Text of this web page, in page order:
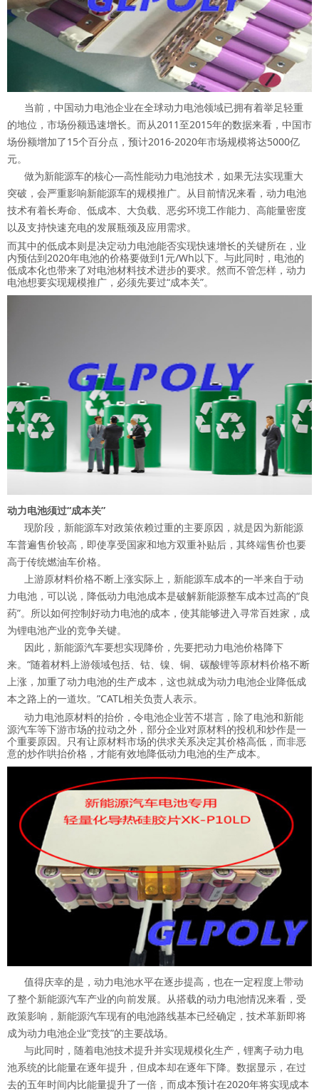
当前，中国动力电池企业在全球动力电池领域已拥有着举足轻重
的地位，市场份额迅速增长。而从2011至2015年的数据来看，中国市
场份额增加了15个百分点，预计2016-2020年市场规模将达5000亿
元。
做为新能源车的核心—高性能动力电池技术，如果无法实现重大
突破，会严重影响新能源车的规模推广。从目前情况来看，动力电池
技术有着长寿命、低成本、大负载、恶劣环境工作能力、高能量密度
以及支持快速充电的发展瓶颈及应用需求。
而其中的低成本则是决定动力电池能否实现快速增长的关键所在，业
内预估到2020年电池的价格要做到1元/Wh以下。与此同时，电池的
低成本化也带来了对电池材料技术进步的要求。然而不管怎样，动力
电池想要实现规模推广，必须先要过“成本关”。
动力电池须过“成本关”
现阶段，新能源车对政策依赖过重的主要原因，就是因为新能源
车普遍售价较高，即使享受国家和地方双重补贴后，其终端售价也要
高于传统燃油车价格。
上游原材料价格不断上涨实际上，新能源车成本的一半来自于动
力电池，可以说，降低动力电池成本是破解新能源整车成本过高的“良
药”。所以如何控制好动力电池的成本，使其能够进入寻常百姓家，成
为锂电池产业的竞争关键。
因此，新能源汽车要想实现降价，先要把动力电池价格降下
来。“随着材料上游领域包括、钴、镍、铜、碳酸锂等原材料价格不断
上涨，加重了动力电池的生产成本，这也就成为动力电池企业降低成
本之路上的一道坎。”CATL相关负责人表示。
动力电池原材料的抬价，令电池企业苦不堪言，除了电池和新能
源汽车等下游市场的拉动之外，部分企业对原材料的投机和炒作是一
个重要原因。只有让原材料市场的供求关系决定其价格高低，而非恶
意的炒作哄抬价格，才能有效地降低动力电池的生产成本。
值得庆幸的是，动力电池水平在逐步提高，也在一定程度上带动
了整个新能源汽车产业的向前发展。从搭载的动力电池情况来看，受
政策影响，新能源汽车现有的电池路线基本已经确定，技术革新即将
成为动力电池企业“竞技”的主要战场。
与此同时，随着电池技术提升并实现规模化生产，锂离子动力电
池系统的比能量在逐年提升，但成本却在逐年下降。数据显示，在过
去的五年时间内比能量提升了一倍，而成本预计在2020年将实现成本